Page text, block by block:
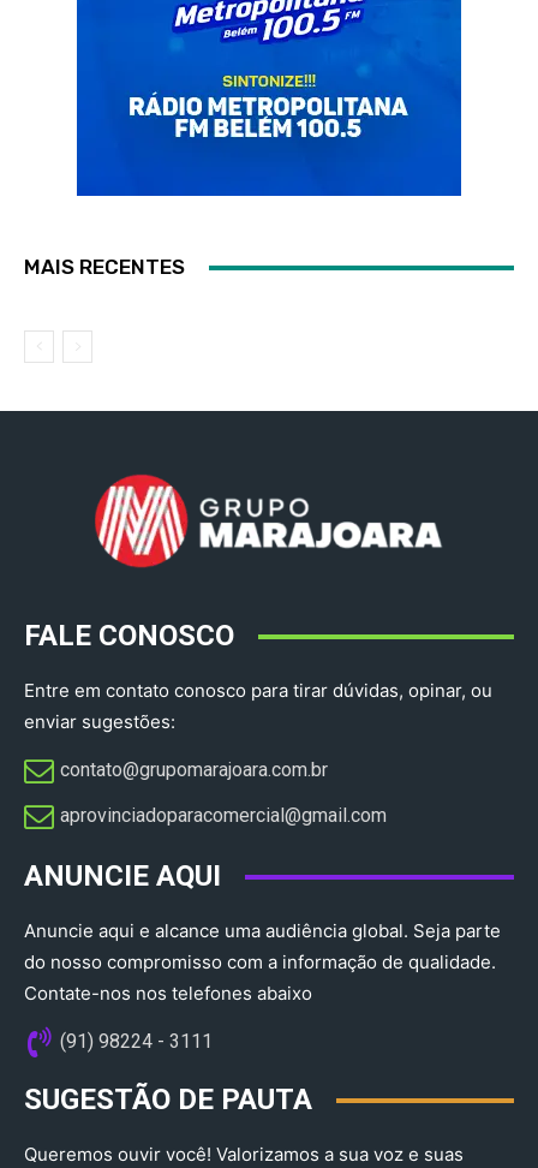
MAIS RECENTES
FALE CONOSCO
Entre em contato conosco para tirar dúvidas, opinar, ou
enviar sugestões:
contato@grupomarajoara.com.br
aprovinciadoparacomercial@gmail.com​
ANUNCIE AQUI
Anuncie aqui e alcance uma audiência global. Seja parte
do nosso compromisso com a informação de qualidade.
Contate-nos nos telefones abaixo
(91) 98224 - 3111
SUGESTÃO DE PAUTA
Queremos ouvir você! Valorizamos a sua voz e suas